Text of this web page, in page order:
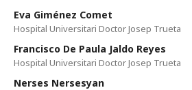
Eva Giménez Comet
Hospital Universitari Doctor Josep Trueta
Francisco De Paula Jaldo Reyes
Hospital Universitari Doctor Josep Trueta
Nerses Nersesyan